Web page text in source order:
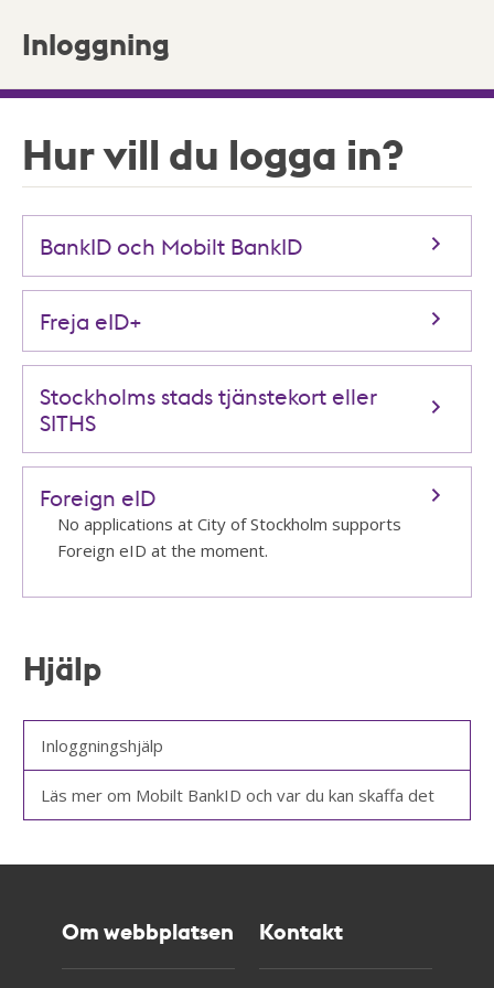
Inloggning
Hur vill du logga in?
BankID och Mobilt BankID
Freja eID+
Stockholms stads tjänstekort eller
SITHS
Foreign eID
No applications at City of Stockholm supports
Foreign eID at the moment.
Hjälp
Inloggningshjälp
Läs mer om Mobilt BankID och var du kan skaffa det
Om webbplatsen Kontakt